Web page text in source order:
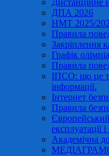
Дистанційне
ДПА 2026
НМТ 2025/
Правила
Закріплення
Графік
Правила
ІПСО: що це
інформації.
Інтернет
Правила
Європейський
експлуатації
Академічна